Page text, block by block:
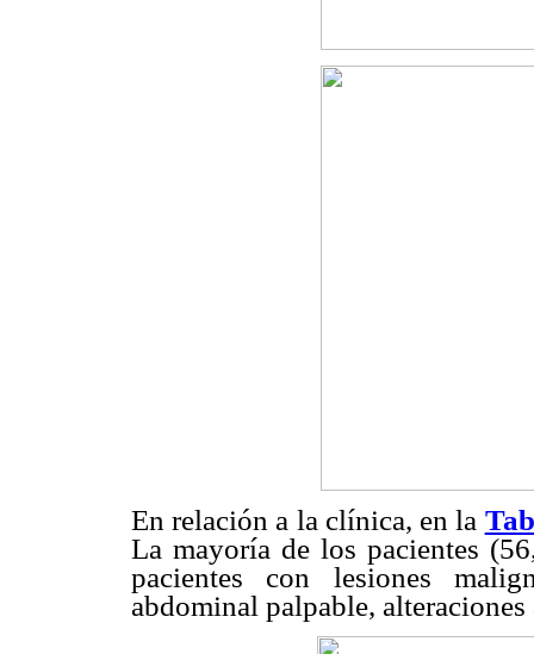
En relación a la clínica, en la
La mayoría de los pacientes
pacientes con lesiones
abdominal palpable,